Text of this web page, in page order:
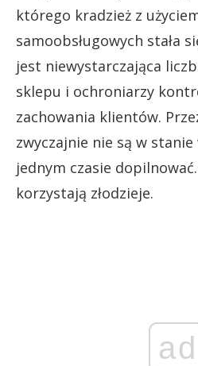
którego kradzież z
samoobsługowych stała
jest niewystarczająca
sklepu i ochroniarzy
zachowania klientów.
zwyczajnie nie są w
jednym czasie
korzystają złodzieje.
ad